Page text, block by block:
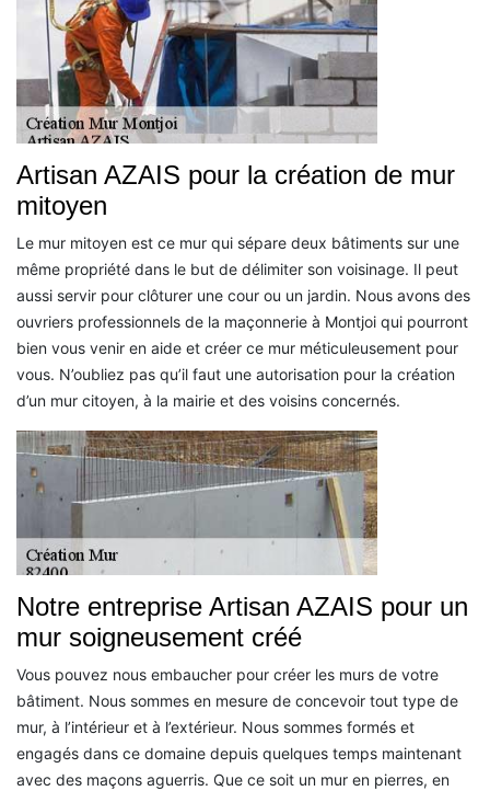
Artisan AZAIS pour la création de mur
mitoyen
Le mur mitoyen est ce mur qui sépare deux bâtiments sur une
même propriété dans le but de délimiter son voisinage. Il peut
aussi servir pour clôturer une cour ou un jardin. Nous avons des
ouvriers professionnels de la maçonnerie à Montjoi qui pourront
bien vous venir en aide et créer ce mur méticuleusement pour
vous. N’oubliez pas qu’il faut une autorisation pour la création
d’un mur citoyen, à la mairie et des voisins concernés.
Notre entreprise Artisan AZAIS pour un
mur soigneusement créé
Vous pouvez nous embaucher pour créer les murs de votre
bâtiment. Nous sommes en mesure de concevoir tout type de
mur, à l’intérieur et à l’extérieur. Nous sommes formés et
engagés dans ce domaine depuis quelques temps maintenant
avec des maçons aguerris. Que ce soit un mur en pierres, en